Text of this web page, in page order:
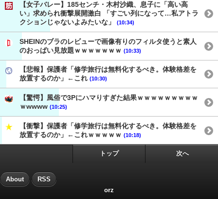
【女子バレー】185センチ・木村沙織、息子に「高い高
い」求められ衝撃展開激白 「すごい列になって…私アトラ
クションじゃないよみたいな」
(10:34)
SHEINのブラのレビューで画像有りのフィルタ使うと素人
のおっぱい見放題ｗｗｗｗｗｗｗ (10:33)
【悲報】保護者「修学旅行は無料化するべき。体験格差を
放置するのか」←これ (10:30)
【驚愕】風俗で3Pにハマりすぎた結果ｗｗｗｗｗｗｗｗｗ
ｗwwww (10:25)
【衝撃】保護者「修学旅行は無料化するべき。体験格差を
放置するのか」←これｗｗｗｗｗ (10:18)
トップ 次へ
About RSS
orz